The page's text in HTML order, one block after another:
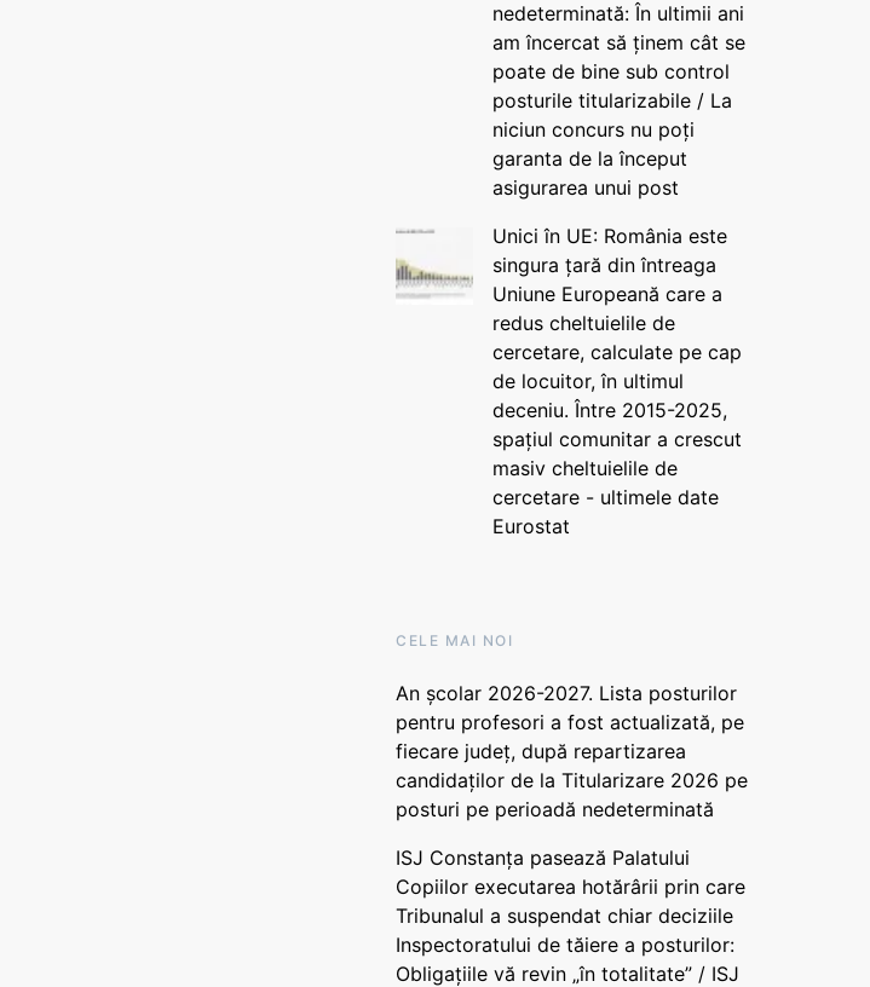
nedeterminată: În ultimii ani
am încercat să ținem cât se
poate de bine sub control
posturile titularizabile / La
niciun concurs nu poți
garanta de la început
asigurarea unui post
Unici în UE: România este
singura țară din întreaga
Uniune Europeană care a
redus cheltuielile de
cercetare, calculate pe cap
de locuitor, în ultimul
deceniu. Între 2015-2025,
spațiul comunitar a crescut
masiv cheltuielile de
cercetare - ultimele date
Eurostat
CELE MAI NOI
An școlar 2026-2027. Lista posturilor
pentru profesori a fost actualizată, pe
fiecare județ, după repartizarea
candidaților de la Titularizare 2026 pe
posturi pe perioadă nedeterminată
ISJ Constanța pasează Palatului
Copiilor executarea hotărârii prin care
Tribunalul a suspendat chiar deciziile
Inspectoratului de tăiere a posturilor:
Obligațiile vă revin „în totalitate” / ISJ